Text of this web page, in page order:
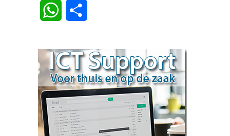
Link
WhatsApp